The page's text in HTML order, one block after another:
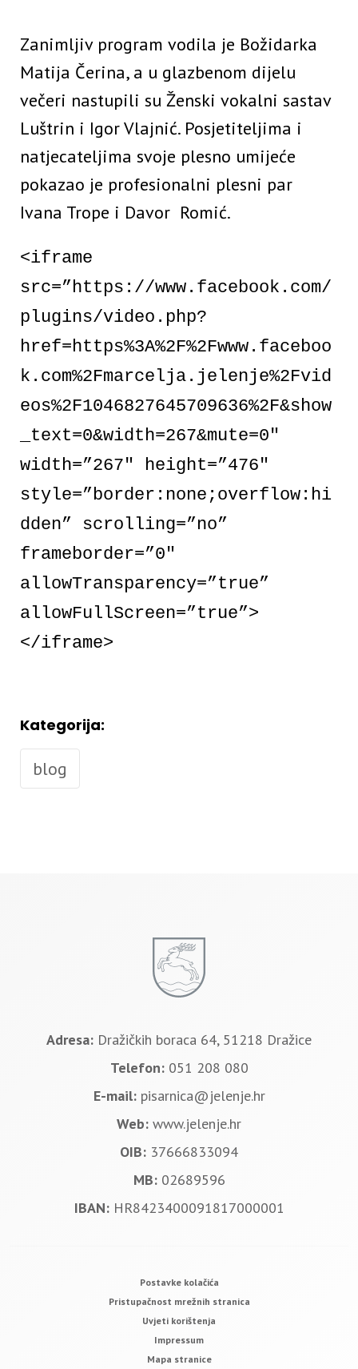
Zanimljiv program vodila je Božidarka
Matija Čerina, a u glazbenom dijelu
večeri nastupili su Ženski vokalni sastav
Luštrin i Igor Vlajnić. Posjetiteljima i
natjecateljima svoje plesno umijeće
pokazao je profesionalni plesni par
Ivana Trope i Davor Romić.
<iframe
src=”https://www.facebook.com/
plugins/video.php?
href=https%3A%2F%2Fwww.faceboo
k.com%2Fmarcelja.jelenje%2Fvid
eos%2F1046827645709636%2F&show
_text=0&width=267&mute=0″
width=”267″ height=”476″
style=”border:none;overflow:hi
dden” scrolling=”no”
frameborder=”0″
allowTransparency=”true”
allowFullScreen=”true”>
</iframe>
Kategorija:
blog
Adresa: Dražičkih boraca 64, 51218 Dražice
Telefon: 051 208 080
E-mail: pisarnica@jelenje.hr
Web: www.jelenje.hr
OIB: 37666833094
MB: 02689596
IBAN: HR8423400091817000001
Postavke kolačića
Pristupačnost mrežnih stranica
Uvjeti korištenja
Impressum
Mapa stranice